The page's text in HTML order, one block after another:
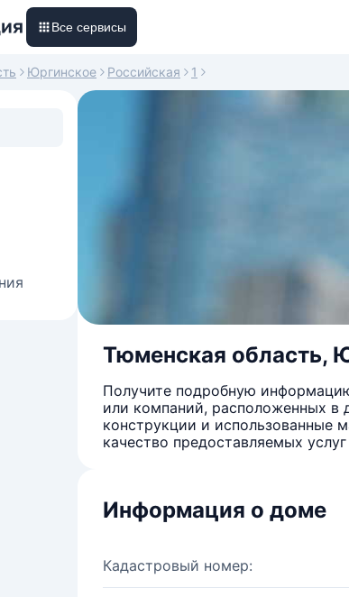
Все сервисы
Юргинское Российская 1
Тюменская область,
Получите подробную
или компаний, расположенных в
конструкции и использованные
качество предоставляемых услуг
Информация о доме
Кадастровый номер: